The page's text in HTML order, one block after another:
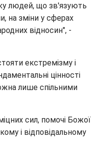
людей, що зв'язують
на зміни у сферах
відносин", -
екстремізму і
цінності
лише спільними
сил, помочі Божої
і відповідальному